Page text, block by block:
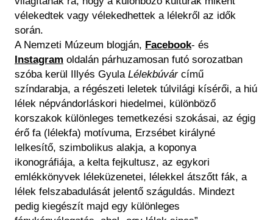
vélekedtek vagy vélekedhettek a lélekről az idők
során.
A Nemzeti Múzeum blogján, Facebook- és
Instagram oldalán párhuzamosan futó sorozatban
szóba kerül Illyés Gyula Lélekbúvárcímű
színdarabja, a régészeti leletek túlvilági kísérői, a hiú
lélek népvándorláskori hiedelmei, különböző
korszakok különleges temetkezési szokásai, az égig
érő fa (lélekfa) motívuma, Erzsébet királyné
lelkesítő, szimbolikus alakja, a koponya
ikonográfiája, a kelta fejkultusz, az egykori
emlékkönyvek léleküzenetei, lélekkel átszőtt fák, a
lélek felszabadulását jelentő száguldás. Mindezt
pedig kiegészít majd egy különleges